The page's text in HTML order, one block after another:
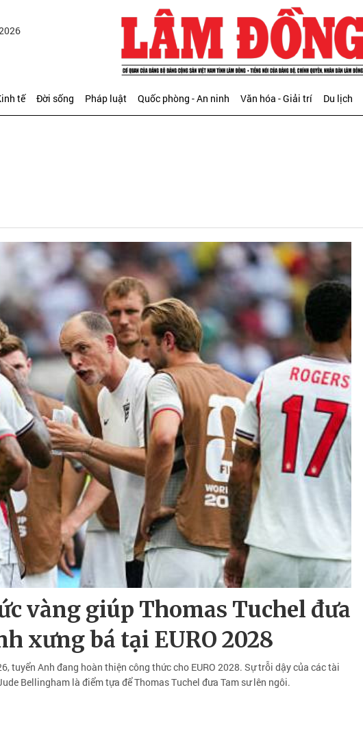
tế Đời sống Pháp luật Quốc phòng - An ninh Văn hóa - Giải trí Du lịch
vàng giúp Thomas Tuchel đưa
xưng bá tại EURO 2028
tuyển Anh đang hoàn thiện công thức cho EURO 2028. Sự trỗi dậy của các tài
Bellingham là điểm tựa để Thomas Tuchel đưa Tam sư lên ngôi.